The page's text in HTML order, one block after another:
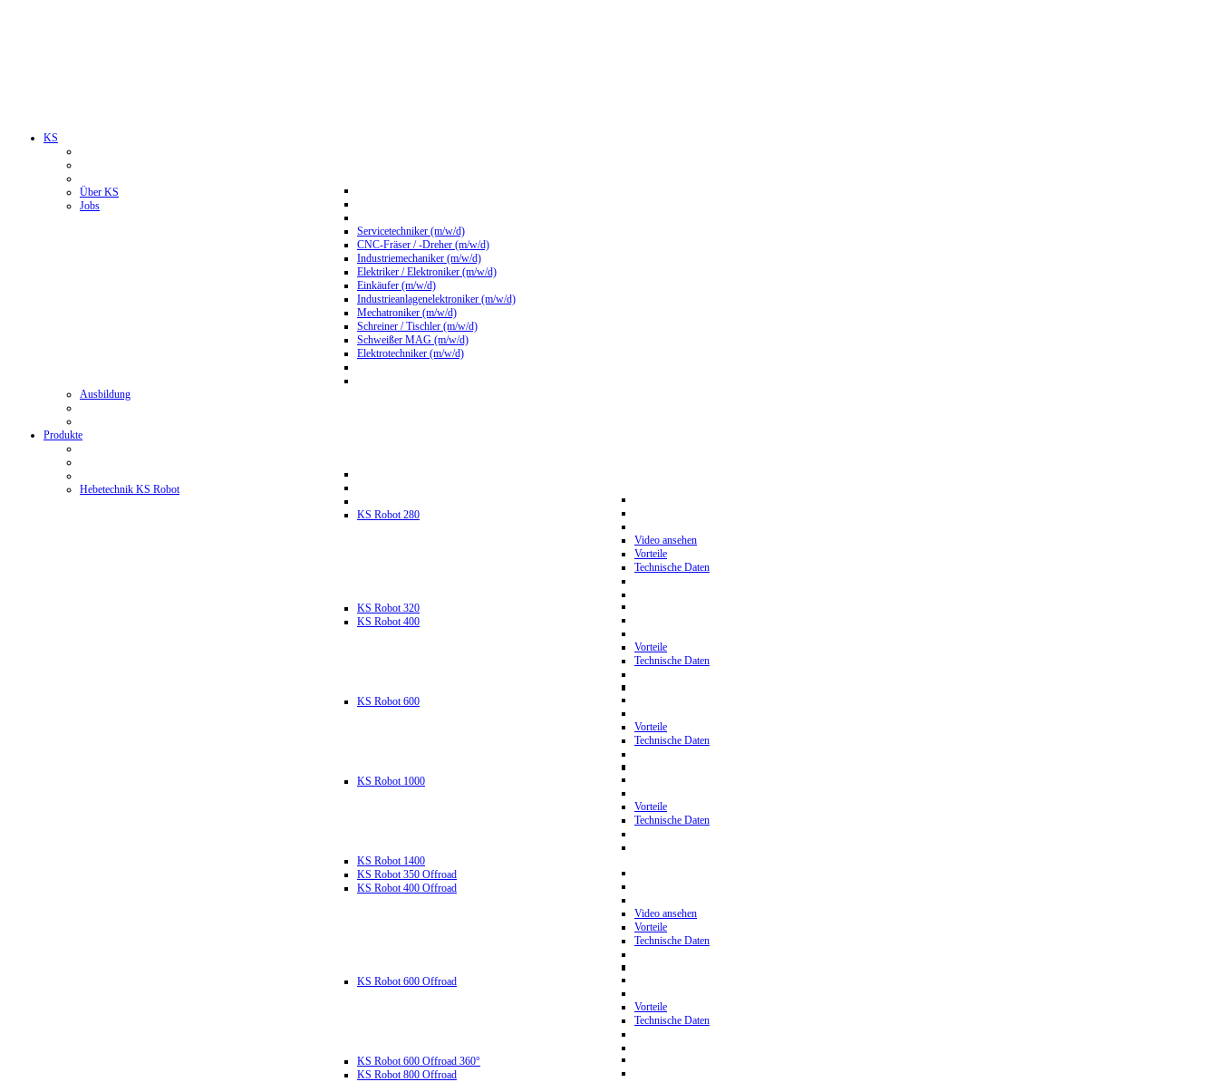
KS
Über KS
Jobs
Servicetechniker (m/w/d)
CNC-Fräser / -Dreher (m/w/d)
Industriemechaniker (m/w/d)
Elektriker / Elektroniker (m/w/d)
Einkäufer (m/w/d)
Industrieanlagenelektroniker (m/w/d)
Mechatroniker (m/w/d)
Schreiner / Tischler (m/w/d)
Schweißer MAG (m/w/d)
Elektrotechniker (m/w/d)
Ausbildung
Produkte
Hebetechnik KS Robot
KS Robot 280
Video ansehen
Vorteile
Technische Daten
KS Robot 320
KS Robot 400
Vorteile
Technische Daten
KS Robot 600
Vorteile
Technische Daten
KS Robot 1000
Vorteile
Technische Daten
KS Robot 1400
KS Robot 350 Offroad
KS Robot 400 Offroad
Video ansehen
Vorteile
Technische Daten
KS Robot 600 Offroad
Vorteile
Technische Daten
KS Robot 600 Offroad 360°
KS Robot 800 Offroad